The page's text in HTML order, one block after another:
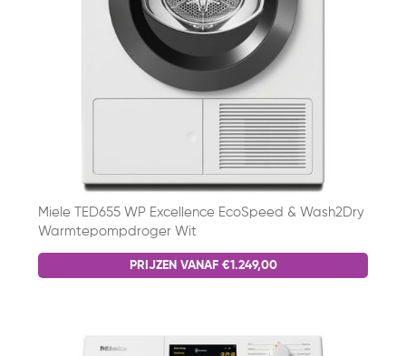
Miele TED655 WP Excellence EcoSpeed & Wash2Dry
Warmtepompdroger Wit
PRIJZEN VANAF €1.249,00